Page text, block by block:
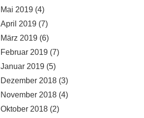
Mai 2019 (4)
April 2019 (7)
März 2019 (6)
Februar 2019 (7)
Januar 2019 (5)
Dezember 2018 (3)
November 2018 (4)
Oktober 2018 (2)